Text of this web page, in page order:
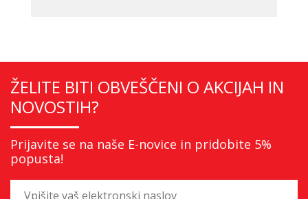
ŽELITE BITI OBVEŠČENI O AKCIJAH IN
NOVOSTIH?
Prijavite se na naše E-novice in pridobite 5%
popusta!